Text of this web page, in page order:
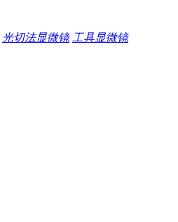
光切法显微镜 工具显微镜